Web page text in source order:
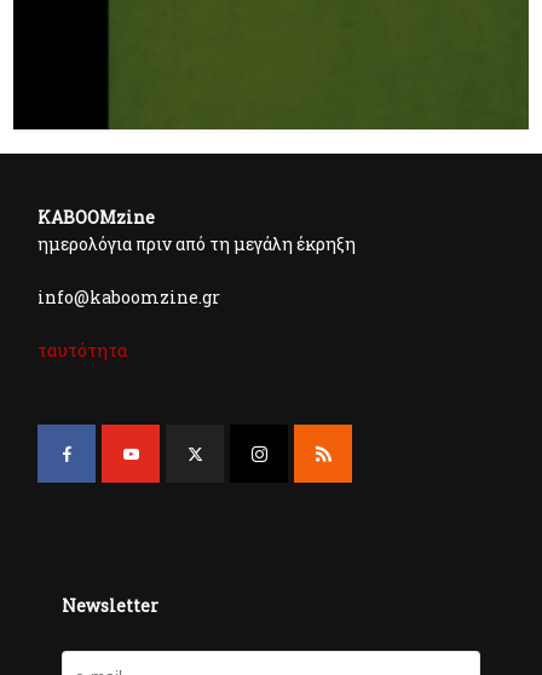
KABOOMzine
ημερολόγια πριν από τη μεγάλη έκρηξη
info@kaboomzine.gr
ταυτότητα
Newsletter